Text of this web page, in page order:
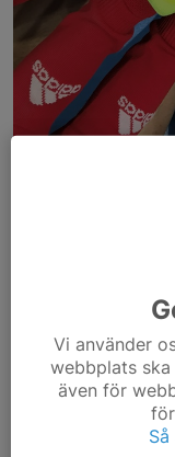
Nu är anmälan för
Dela nyhet
Vi använder
webbplats
även för